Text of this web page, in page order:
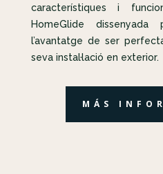
característiques i
HomeGlide
l’avantatge de ser
seva instal·lació en exterior.
MÁS